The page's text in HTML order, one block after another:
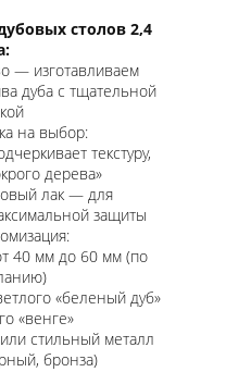
столов 2,4
— изготавливаем
дуба с тщательной
на выбор:
текстуру,
дерева»
лак — для
защиты
40 мм до 60 мм (по
«беленый дуб»
«венге»
стильный металл
бронза)